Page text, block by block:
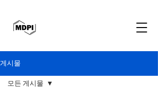
게시물
모든 게시물